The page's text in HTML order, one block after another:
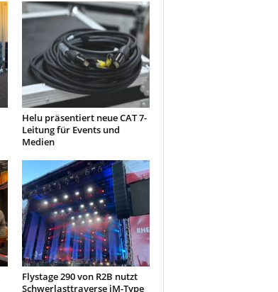
Helu präsentiert neue CAT 7-
Leitung für Events und
Medien
Flystage 290 von R2B nutzt
Schwerlasttraverse iM-Type